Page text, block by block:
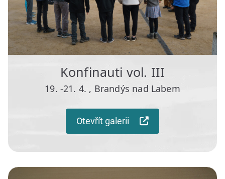
Konfinauti vol. III
19. -21. 4. , Brandýs nad Labem
Otevřít galerii